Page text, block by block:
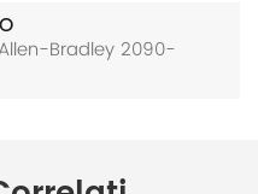
Bradley 2090-